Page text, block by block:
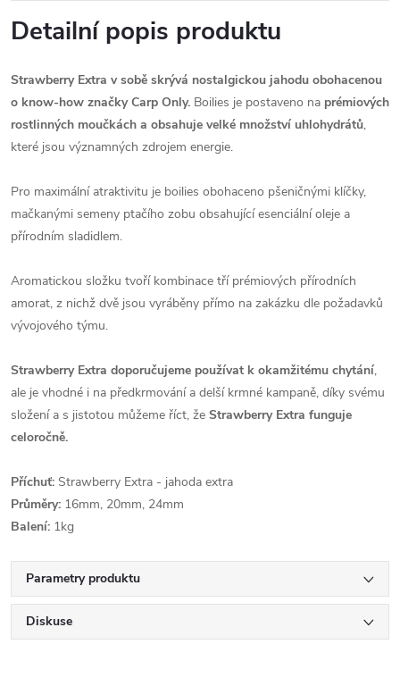
Detailní popis produktu
Strawberry Extra v sobě skrývá nostalgickou jahodu obohacenou
o know-how značky Carp Only. Boilies je postaveno na prémiových
rostlinných moučkách a obsahuje velké množství uhlohydrátů,
které jsou významných zdrojem energie.
Pro maximální atraktivitu je boilies obohaceno pšeničnými klíčky,
mačkanými semeny ptačího zobu obsahující esenciální oleje a
přírodním sladidlem.
Aromatickou složku tvoří kombinace tří prémiových přírodních
amorat, z nichž dvě jsou vyráběny přímo na zakázku dle požadavků
vývojového týmu.
Strawberry Extra doporučujeme používat k okamžitému chytání,
ale je vhodné i na předkrmování a delší krmné kampaně, díky svému
složení a s jistotou můžeme říct, že Strawberry Extra funguje
celoročně.
Příchuť: Strawberry Extra - jahoda extra
Průměry: 16mm, 20mm, 24mm
Balení: 1kg
Parametry produktu
Diskuse